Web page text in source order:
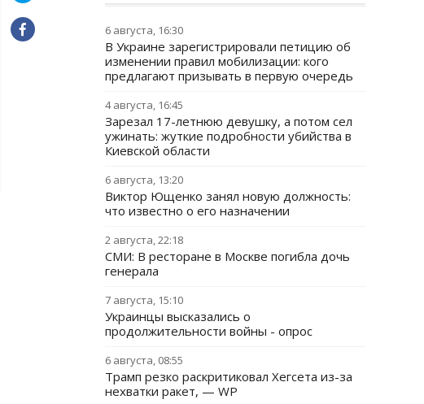
6 августа, 16:30
В Украине зарегистрировали петицию об
изменении правил мобилизации: кого
предлагают призывать в первую очередь
4 августа, 16:45
Зарезал 17-летнюю девушку, а потом сел
ужинать: жуткие подробности убийства в
Киевской области
6 августа, 13:20
Виктор Ющенко занял новую должность:
что известно о его назначении
2 августа, 22:18
СМИ: В ресторане в Москве погибла дочь
генерала
7 августа, 15:10
Украинцы высказались о
продолжительности войны - опрос
6 августа, 08:55
Трамп резко раскритиковал Хегсета из-за
нехватки ракет, — WP